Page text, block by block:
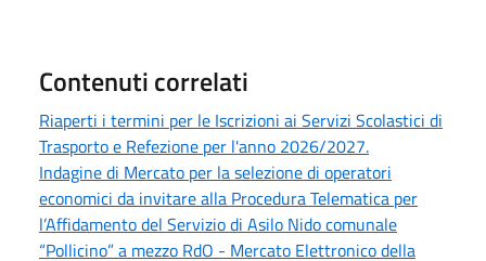
Contenuti correlati
Riaperti i termini per le Iscrizioni ai Servizi Scolastici di
Trasporto e Refezione per l'anno 2026/2027.
Indagine di Mercato per la selezione di operatori
economici da invitare alla Procedura Telematica per
l’Affidamento del Servizio di Asilo Nido comunale
“Pollicino” a mezzo RdO - Mercato Elettronico della